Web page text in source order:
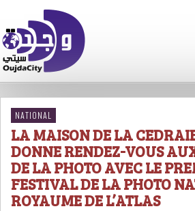
NATIONAL
LA MAISON DE LA
DONNE RENDEZ-VOUS
DE LA PHOTO AVEC LE
FESTIVAL DE LA PHOTO
ROYAUME DE L’ATLAS